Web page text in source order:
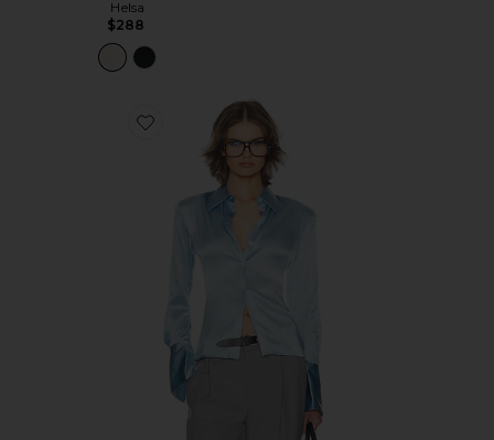
Helsa
$288
Favorite HE SILK CHARMEUSE シャツ